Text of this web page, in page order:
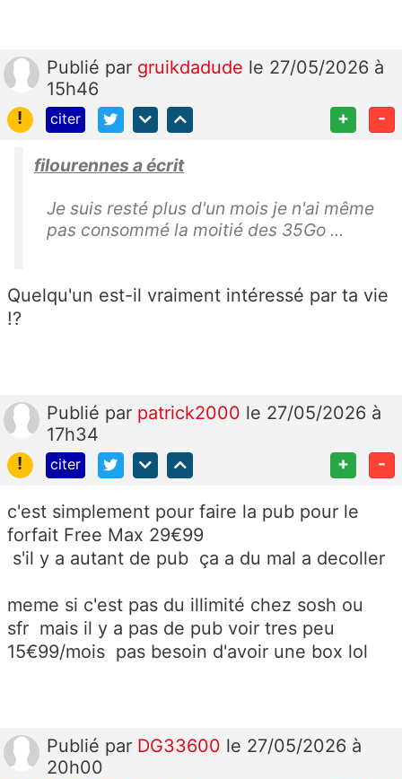
Publié par gruikdadude le 27/05/2026 à
15h46
!
citer + -
filourennes a écrit
Je suis resté plus d'un mois je n'ai même
pas consommé la moitié des 35Go ...
Quelqu'un est-il vraiment intéressé par ta vie
!?
Publié par patrick2000 le 27/05/2026 à
17h34
!
citer + -
c'est simplement pour faire la pub pour le
forfait Free Max 29€99
s'il y a autant de pub ça a du mal a decoller
meme si c'est pas du illimité chez sosh ou
sfr mais il y a pas de pub voir tres peu
15€99/mois pas besoin d'avoir une box lol
Publié par DG33600 le 27/05/2026 à
20h00